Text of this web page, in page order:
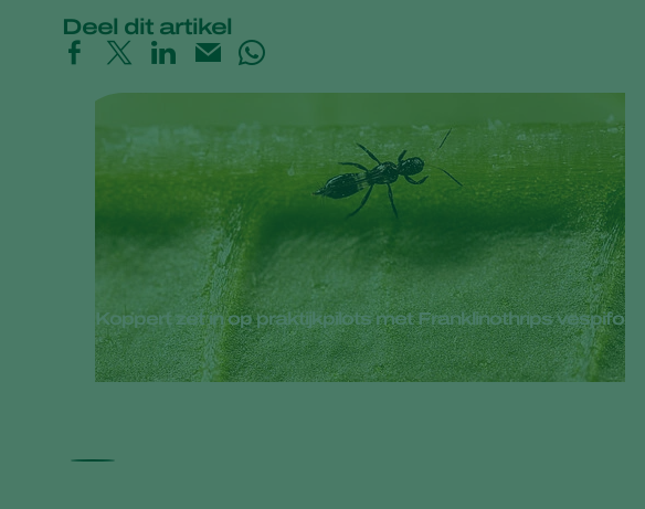
Deel dit artikel
Koppert zet in op praktijkpilots met Franklinothrips